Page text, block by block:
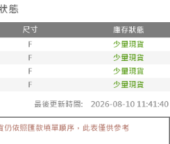
公司」（以下簡稱本公司）所提供，讓
用本公司帳單繳交帳款。
」之契約關係目的，商店將以您的個人
予台灣大哥大進項蒐集、處理及利用，
資料之確認、核對及更正。
結：
https://oppay.tw/userRule
刻繳費，但若您需要取消訂單，請聯絡
之訂單仍視為有效，需透過AFTEE先享
付 」之結帳頁面顯示為準，若有關於
等相關疑問，請聯繫「AFTEE先享後付
support/home
人資料，並將交易相關給付款項請求債